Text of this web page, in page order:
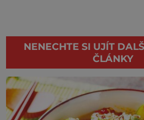
NENECHTE SI UJÍT
ČLÁNKY